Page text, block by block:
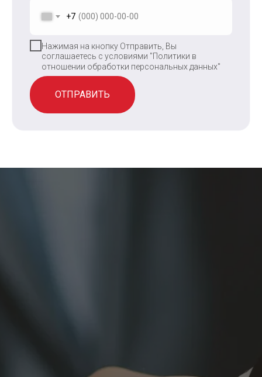
+7
Нажимая на кнопку Отправить, Вы
соглашаетесь с условиями "Политики в
отношении обработки персональных данных"
ОТПРАВИТЬ